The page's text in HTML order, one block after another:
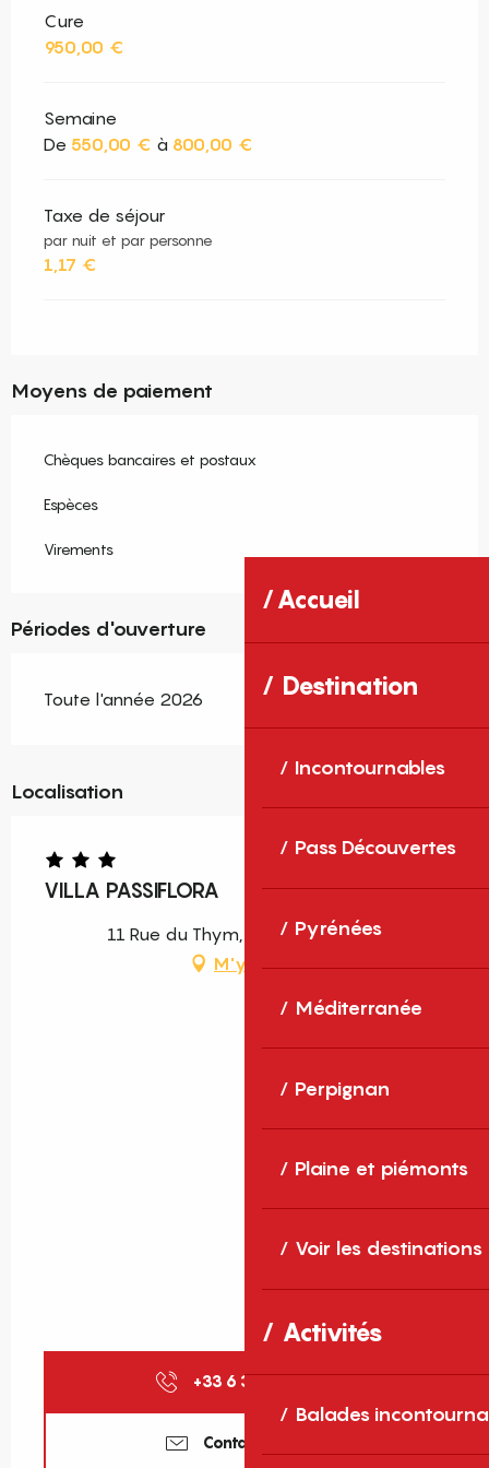
Accueil
Destination
Incontournables
Pass Découvertes
Pyrénées
Méditerranée
Perpignan
Plaine et piémonts
Voir les destinations
Activités
Balades
Cure
950,00 €
Semaine
De 550,00 € à 800,00 €
Taxe de séjour
par nuit et par personne
1,17 €
Moyens de paiement
Chèques bancaires et postaux
Espèces
Virements
Périodes d'ouverture
Toute l'année 2026
Localisation
VILLA PASSIFLORA
11 Rue du Thym, 66160 Le Boulou
M'y rendre
+33 6 31 95 84▒▒
Contactez-nous